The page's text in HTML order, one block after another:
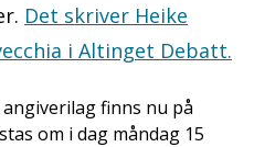
Det skriver Heike
i Altinget Debatt.
finns nu på
om i dag måndag 15